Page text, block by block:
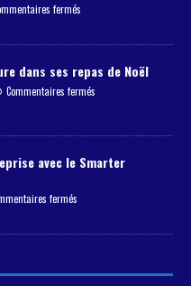
fermés
dans ses repas de Noël
Commentaires fermés
avec le Smarter
fermés